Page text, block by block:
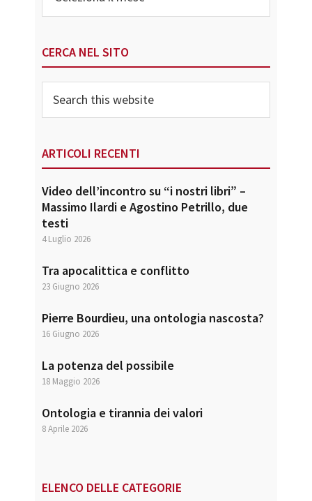
CERCA NEL SITO
this
ARTICOLI RECENTI
Video dell’incontro su “i nostri libri” –
Massimo Ilardi e Agostino Petrillo, due
testi
4 Luglio 2026
Tra apocalittica e conflitto
23 Giugno 2026
Pierre Bourdieu, una ontologia nascosta?
16 Giugno 2026
La potenza del possibile
18 Maggio 2026
Ontologia e tirannia dei valori
8 Aprile 2026
ELENCO DELLE CATEGORIE